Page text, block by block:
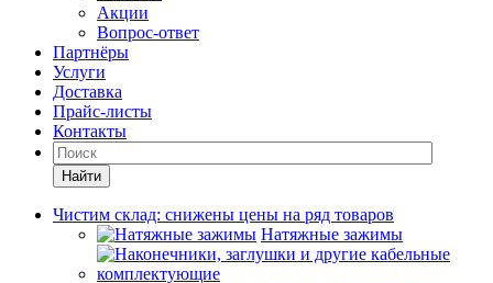
Акции
Вопрос-ответ
Партнёры
Услуги
Доставка
Прайс-листы
Контакты
Найти
Чистим склад: снижены цены на ряд товаров
Натяжные зажимы